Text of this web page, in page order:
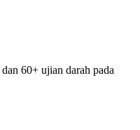
60+ ujian darah pada